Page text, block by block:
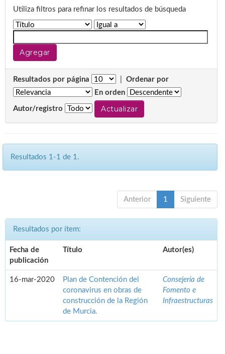
Utiliza filtros para refinar los resultados de búsqueda
Resultados por página
Ordenar por
En orden
Autor/registro
Resultados 1-1 de 1.
Anterior 1 Siguiente
Resultados por ítem:
Fecha de
publicación
Título Autor(es)
16-mar-2020
Plan de Contención del
coronavirus en obras de
construcción de la Región
de Murcia.
Consejería de
Fomento e
Infraestructuras